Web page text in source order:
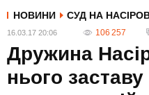
НОВИНИ СУД НА
16.03.17 20:06 106 257
Дружина
нього